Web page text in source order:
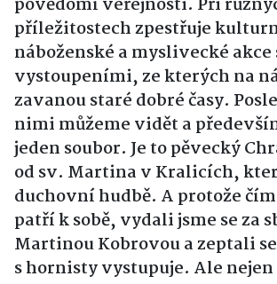
povědomí veřejnosti. Při
příležitostech zpestřuje
náboženské a myslivecké
vystoupeními, ze kterých na
zavanou staré dobré časy.
nimi můžeme vidět a
jeden soubor. Je to pěvecký
od sv. Martina v Kralicích,
duchovní hudbě. A protože
patří k sobě, vydali jsme se za
Martinou Kobrovou a zeptali
s hornisty vystupuje. Ale nejen